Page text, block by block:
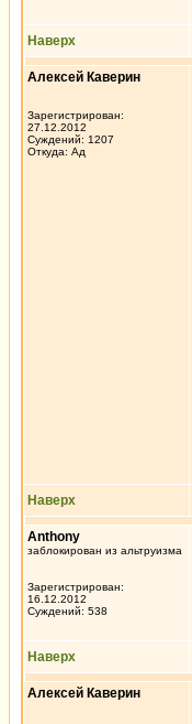
Наверх
Алексей Каверин
Зарегистрирован:
27.12.2012
Суждений: 1207
Откуда: Ад
Наверх
Anthony
заблокирован из альтруизма
Зарегистрирован:
16.12.2012
Суждений: 538
Наверх
Алексей Каверин